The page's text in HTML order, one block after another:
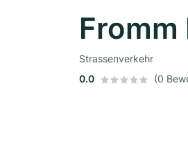
Fromm
Strassenverkehr
0.0
(0